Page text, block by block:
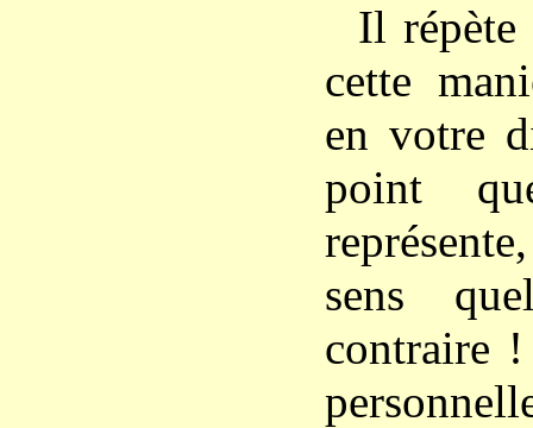
Il répète
cette
en votre
point
sens
contraire